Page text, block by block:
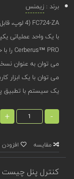
برند :زیمنس
با یک واحد عملیاتی
می توان به عنوان
یک سیستم با تطبیق
-
+
مقایسه
کنترل پنل چیست